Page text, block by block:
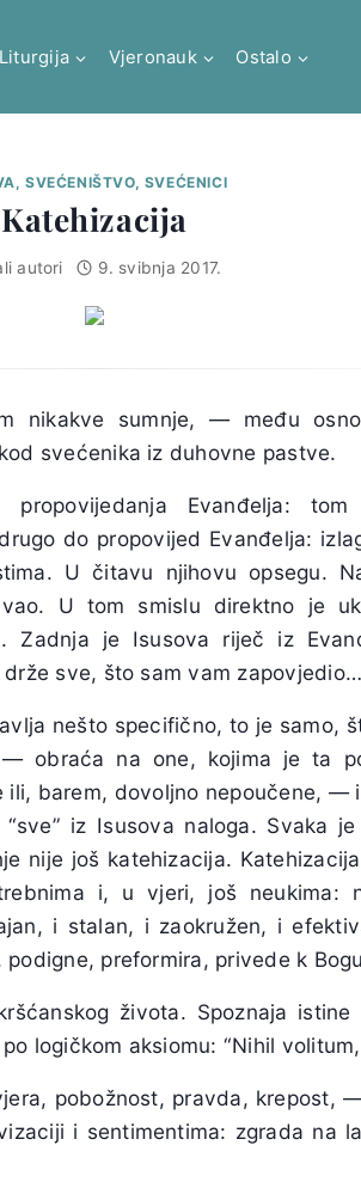
Liturgija Vjeronauk Ostalo
SVEĆENIŠTVO, SVEĆENICI
Katehizacija
autori 9. svibnja 2017.
sumnje, — među
svećenika iz duhovne pastve.
Evanđelja: tom
do propovijed Evanđelja:
U čitavu njihovu opsegu.
U tom smislu direktno je
Zadnja je Isusova riječ iz
sve, što sam vam
nešto specifično, to je samo,
obraća na one, kojima je ta
barem, dovoljno nepoučene, —
iz Isusova naloga. Svaka
nije još katehizacija.
i, u vjeri, još neukima:
i stalan, i zaokružen, i
preformira, privede k
života. Spoznaja istine
logičkom aksiomu: “Nihil
pobožnost, pravda, krepost,
i sentimentima: zgrada na